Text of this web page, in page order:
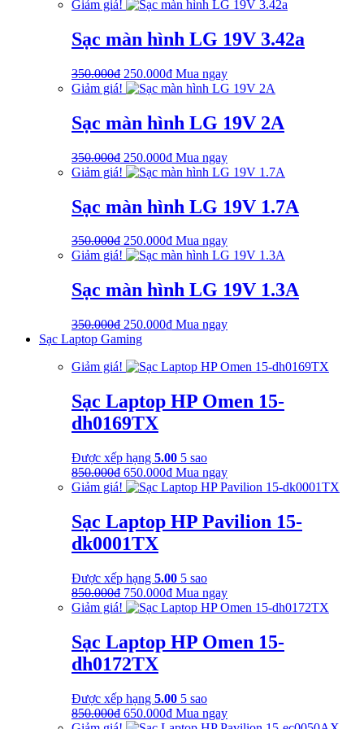
750.000₫.là:
Giảm giá!
Sạc màn hình LG 19V 3.42a
350.000₫ Giá
gốc
350.000₫.
250.000₫Giá
hiện
là:
250.000₫.
Mua ngay
Giảm giá!
Sạc màn hình LG 19V 2A
350.000₫ Giá
gốc
350.000₫.
250.000₫Giá
hiện
là:
250.000₫.
Mua ngay
Giảm giá!
Sạc màn hình LG 19V 1.7A
350.000₫ Giá
gốc
350.000₫.
250.000₫Giá
hiện
là:
250.000₫.
Mua ngay
Giảm giá!
Sạc màn hình LG 19V 1.3A
350.000₫ Giá
gốc
350.000₫.
250.000₫Giá
là:
Mua ngay
Sạc Laptop Gaming
Giảm giá!
Sạc Laptop HP Omen 15-
dh0169TX
Được xếp hạng 5.00 5 sao
850.000₫ Giá
gốc
850.000₫.
650.000₫Giá
hiện
là:
650.000₫.
Mua ngay
Giảm giá!
Sạc Laptop HP Pavilion 15-
dk0001TX
Được xếp hạng 5.00 5 sao
850.000₫ Giá
gốc
850.000₫.
750.000₫Giá
hiện
là:
750.000₫.
Mua ngay
Giảm giá!
Sạc Laptop HP Omen 15-
dh0172TX
Được xếp hạng 5.00 5 sao
850.000₫ Giá
650.000₫Giá
Mua ngay